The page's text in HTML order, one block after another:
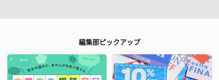
編集部ピックアップ